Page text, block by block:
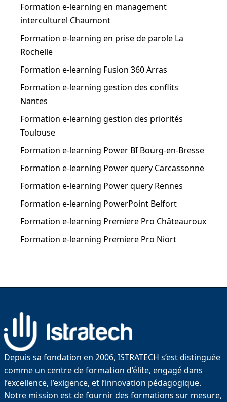
Formation e-learning en management
interculturel Chaumont
Formation e-learning en prise de parole La
Rochelle
Formation e-learning Fusion 360 Arras
Formation e-learning gestion des conflits
Nantes
Formation e-learning gestion des priorités
Toulouse
Formation e-learning Power BI Bourg-en-Bresse
Formation e-learning Power query Carcassonne
Formation e-learning Power query Rennes
Formation e-learning PowerPoint Belfort
Formation e-learning Premiere Pro Châteauroux
Formation e-learning Premiere Pro Niort
Depuis sa fondation en 2006, ISTRATECH s’est distinguée
comme un centre de formation d’élite, engagé dans
l’excellence, l’exigence, et l’innovation pédagogique.
Notre mission est de fournir des formations sur mesure,